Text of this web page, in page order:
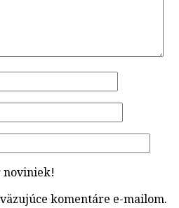
noviniek!
komentáre e-mailom.